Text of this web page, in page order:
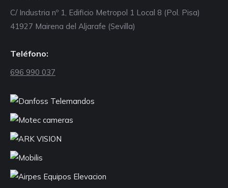
C/ Industria nº 1, Edificio Metropol 1 Local 8 (Pol. Pisa)
41927 Mairena del Aljarafe (Sevilla)
Teléfono:
696 990 037